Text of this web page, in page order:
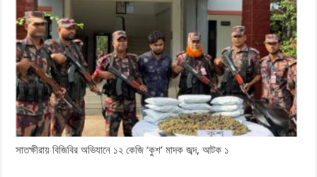
সাতক্ষীরায় বিজিবির অভিযানে ১২ কেজি ‘কুশ’ মাদক জব্দ, আটক ১